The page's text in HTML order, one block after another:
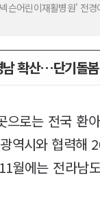
슨어린이재활병원' 전
남 확산…단기돌
으로는 전국 환
역시와 협력해
월에는 전라남